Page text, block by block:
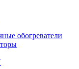
обогреватели